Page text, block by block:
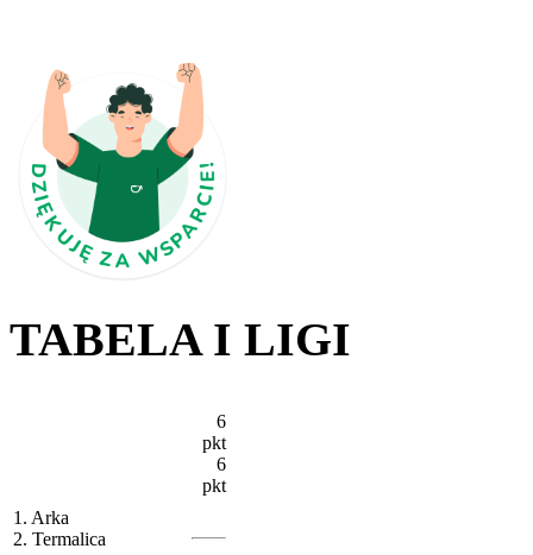
TABELA I LIGI
1. Arka
2. Termalica
6
pkt
6
pkt